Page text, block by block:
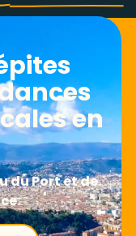
en